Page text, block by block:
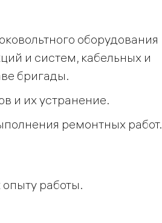
оборудования
и систем, кабельных и
бригады.
и их устранение.
ремонтных работ.
работы.